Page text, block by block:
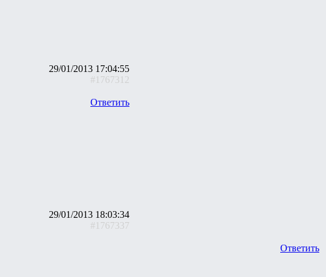
29/01/2013 17:04:55
#1767312
Ответить
29/01/2013 18:03:34
#1767337
Ответить